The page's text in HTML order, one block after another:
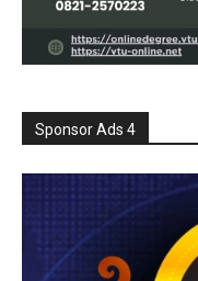
Sponsor Ads 4